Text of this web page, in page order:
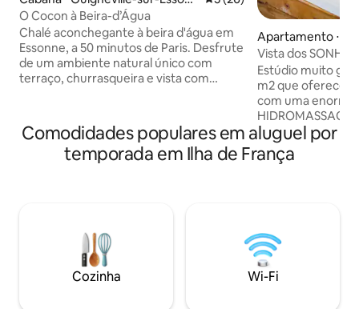
ne
O Cocon à Beira-d’Água
Chalé aconchegante à beira d'água em
Essonne, a 50 minutos de Paris. Desfrute
de um ambiente natural único com
terraço, churrasqueira e vista com
que se abre para o exterior. É possível
passear de canoa diretamente no rio
Essonne. A 40 minutos de
piscina compartilhada! De acordo com
horários e disponibilidade (cobrança
Apartamento ⋅
Vista dos
minutos do centro
Estúdio muito
m2 que oferece
com uma
grande, bem
Localizado em
segura a 10
pétalas de rosas,
forma de coração
Feliz Aniversário
por 175€ vem
Comodidades populares em aluguel por
temporada em Ilha de França
Cozinha Wi-Fi